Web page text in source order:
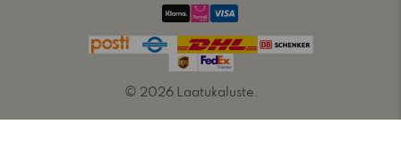
© 2026 Laatukaluste